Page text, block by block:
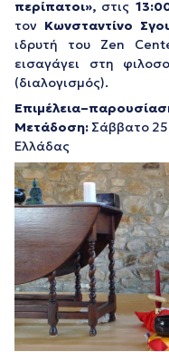
περίπατοι», στις
τον Κωνσταντίνο
ιδρυτή του Zen
εισαγάγει στη
(διαλογισμός).
Μετάδοση: Σάββατο
Ελλάδας